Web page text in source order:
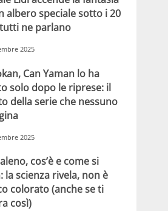
albero speciale sotto i 20
ne parlano
2025
Can Yaman lo ha
solo dopo le riprese: il
della serie che nessuno
2025
cos’è e come si
la scienza rivela, non è
colorato (anche se ti
così)